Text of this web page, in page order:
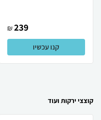
239
₪
קנו עכשיו
קוצצי ירקות ועוד